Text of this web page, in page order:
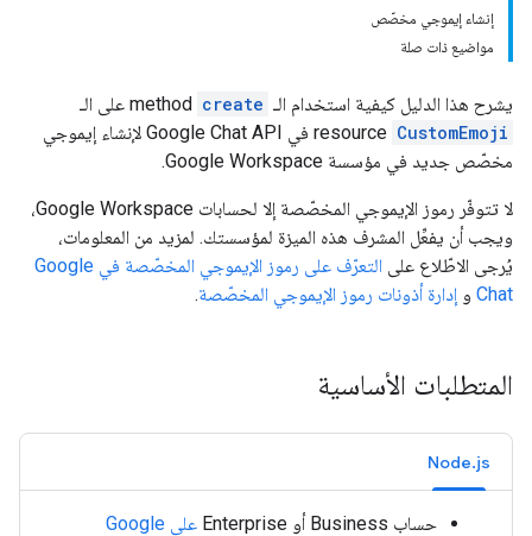
إنشاء إيموجي مخصّص
مواضيع ذات صلة
يشرح هذا الدليل كيفية استخدام الـ create
CustomEmoji
resource في Google Chat API لإنشاء إيموجي
مخصّص جديد في مؤسسة Google Workspace.
لا تتوفّر رموز الإيموجي المخصّصة إلا لحسابات Google Workspace،
ويجب أن يفعِّل المشرف هذه الميزة لمؤسستك. لمزيد من المعلومات،
يُرجى الاطّلاع على
التعرّف على رموز الإيموجي المخصّصة في Google
Chat و إدارة أذونات رموز الإيموجي المخصّصة.
المتطلبات الأساسية
Node.js
حساب Business أو Enterprise
على Google